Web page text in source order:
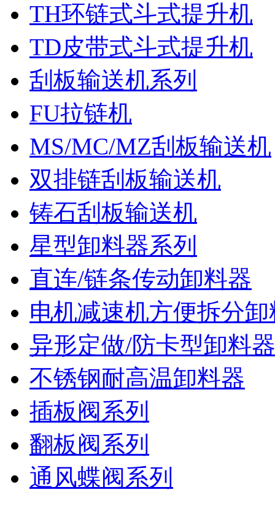
TH环链式斗式提升机
TD皮带式斗式提升机
刮板输送机系列
FU拉链机
MS/MC/MZ刮板输送机
双排链刮板输送机
铸石刮板输送机
星型卸料器系列
直连/链条传动卸料器
电机减速机方便拆分卸
异形定做/防卡型卸料器
不锈钢耐高温卸料器
插板阀系列
翻板阀系列
通风蝶阀系列